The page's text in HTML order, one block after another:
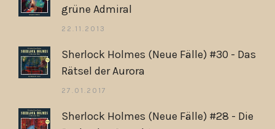
grüne Admiral
22.11.2013
Sherlock Holmes (Neue Fälle) #30 - Das
Rätsel der Aurora
27.01.2017
Sherlock Holmes (Neue Fälle) #28 - Die